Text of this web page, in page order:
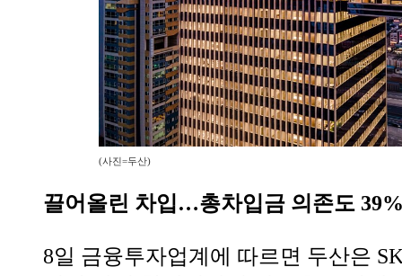
(사진=두산)
끌어올린 차입…총차입금 의존도
8일 금융투자업계에 따르면 두산은